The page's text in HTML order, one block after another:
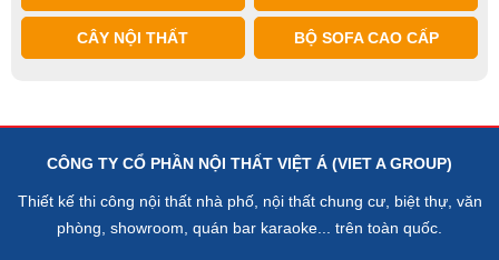
CÂY NỘI THẤT BỘ SOFA CAO CẤP
CÔNG TY CỔ PHẦN NỘI THẤT VIỆT Á (VIET A GROUP)
Thiết kế thi công nội thất nhà phố, nội thất chung cư, biệt thự, văn
phòng, showroom, quán bar karaoke... trên toàn quốc.